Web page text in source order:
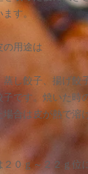
ます。
の用途は
し餃子、揚げ餃
です。焼いた時
場合は皮が熱で
０ｇ～２２ｇ位